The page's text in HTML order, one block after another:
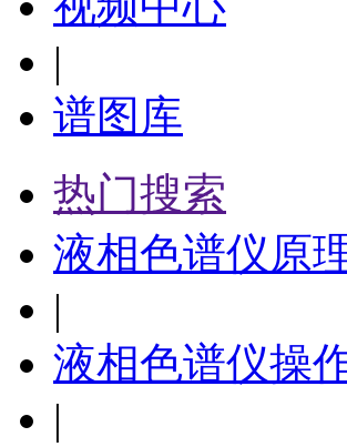
|
谱图库
热门搜索
液相色谱仪原
|
液相色谱仪操
|